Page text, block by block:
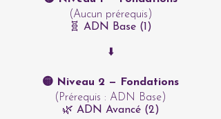
(Aucun prérequis)
🧬 ADN Base (1)
⬇️
🟡 Niveau 2 — Fondations
(Prérequis : ADN Base)
🌿 ADN Avancé (2)